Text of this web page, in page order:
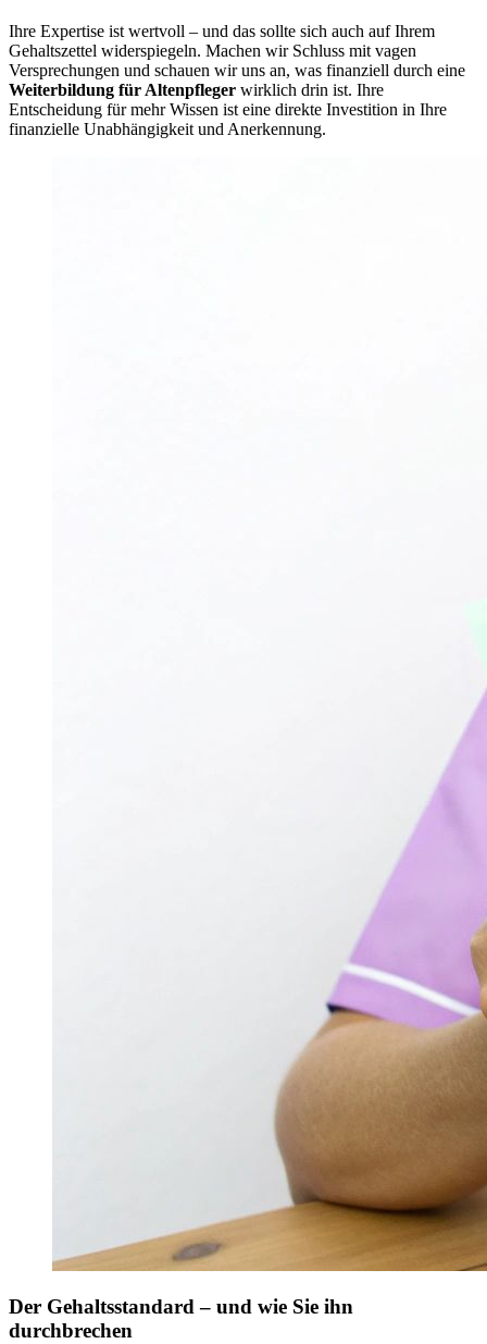
Ihre Expertise ist wertvoll – und das sollte sich auch auf Ihrem
Gehaltszettel widerspiegeln. Machen wir Schluss mit vagen
Versprechungen und schauen wir uns an, was finanziell durch eine
Weiterbildung für Altenpfleger wirklich drin ist. Ihre
Entscheidung für mehr Wissen ist eine direkte Investition in Ihre
finanzielle Unabhängigkeit und Anerkennung.
Der Gehaltsstandard – und wie Sie ihn
durchbrechen